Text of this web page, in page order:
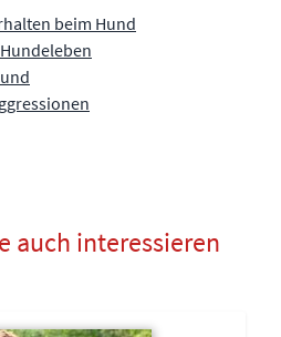
beim Hund
auch interessieren